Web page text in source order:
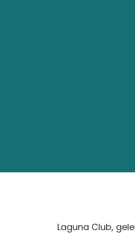
Laguna Club,